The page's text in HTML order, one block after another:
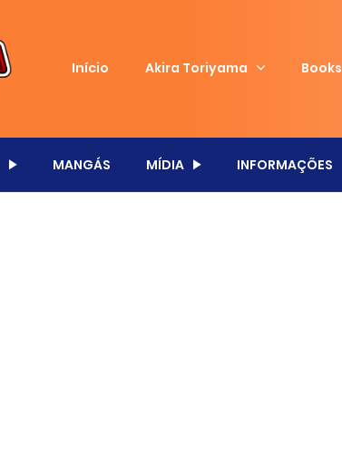
Início Akira Toriyama Books
MANGÁS MÍDIA INFORMAÇÕES